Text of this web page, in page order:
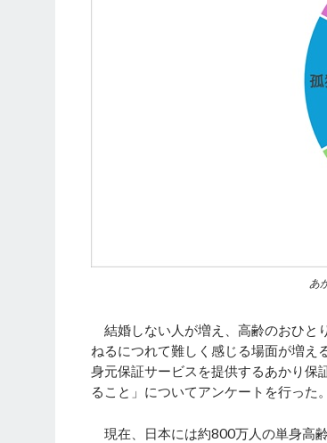
あ
結婚しない人が増え、高齢のおひと
ねるにつれて難しく感じる場面が増え
身元保証サービスを提供するあかり保
ること」についてアンケートを行った。
現在、日本には約800万人の単身高